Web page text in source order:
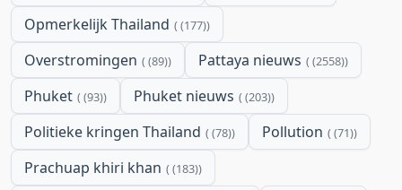
Opmerkelijk Thailand (177)
Overstromingen (89) Pattaya nieuws (2558)
Phuket (93) Phuket nieuws (203)
Politieke kringen Thailand (78) Pollution (71)
Prachuap khiri khan (183)